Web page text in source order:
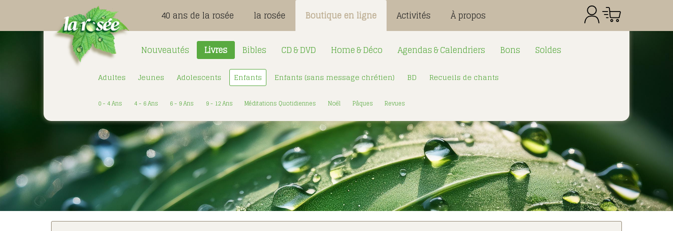
40 ans de la rosée la rosée Boutique en ligne Activités À propos
Nouveautés Livres Bibles CD & DVD Home & Déco Agendas & Calendriers Bons Soldes
Adultes Jeunes Adolescents Enfants Enfants (sans message chrétien) BD Recueils de chants
0 - 4 Ans 4 - 6 Ans 6 - 9 Ans 9 - 12 Ans Méditations Quotidiennes Noël Pâques Revues